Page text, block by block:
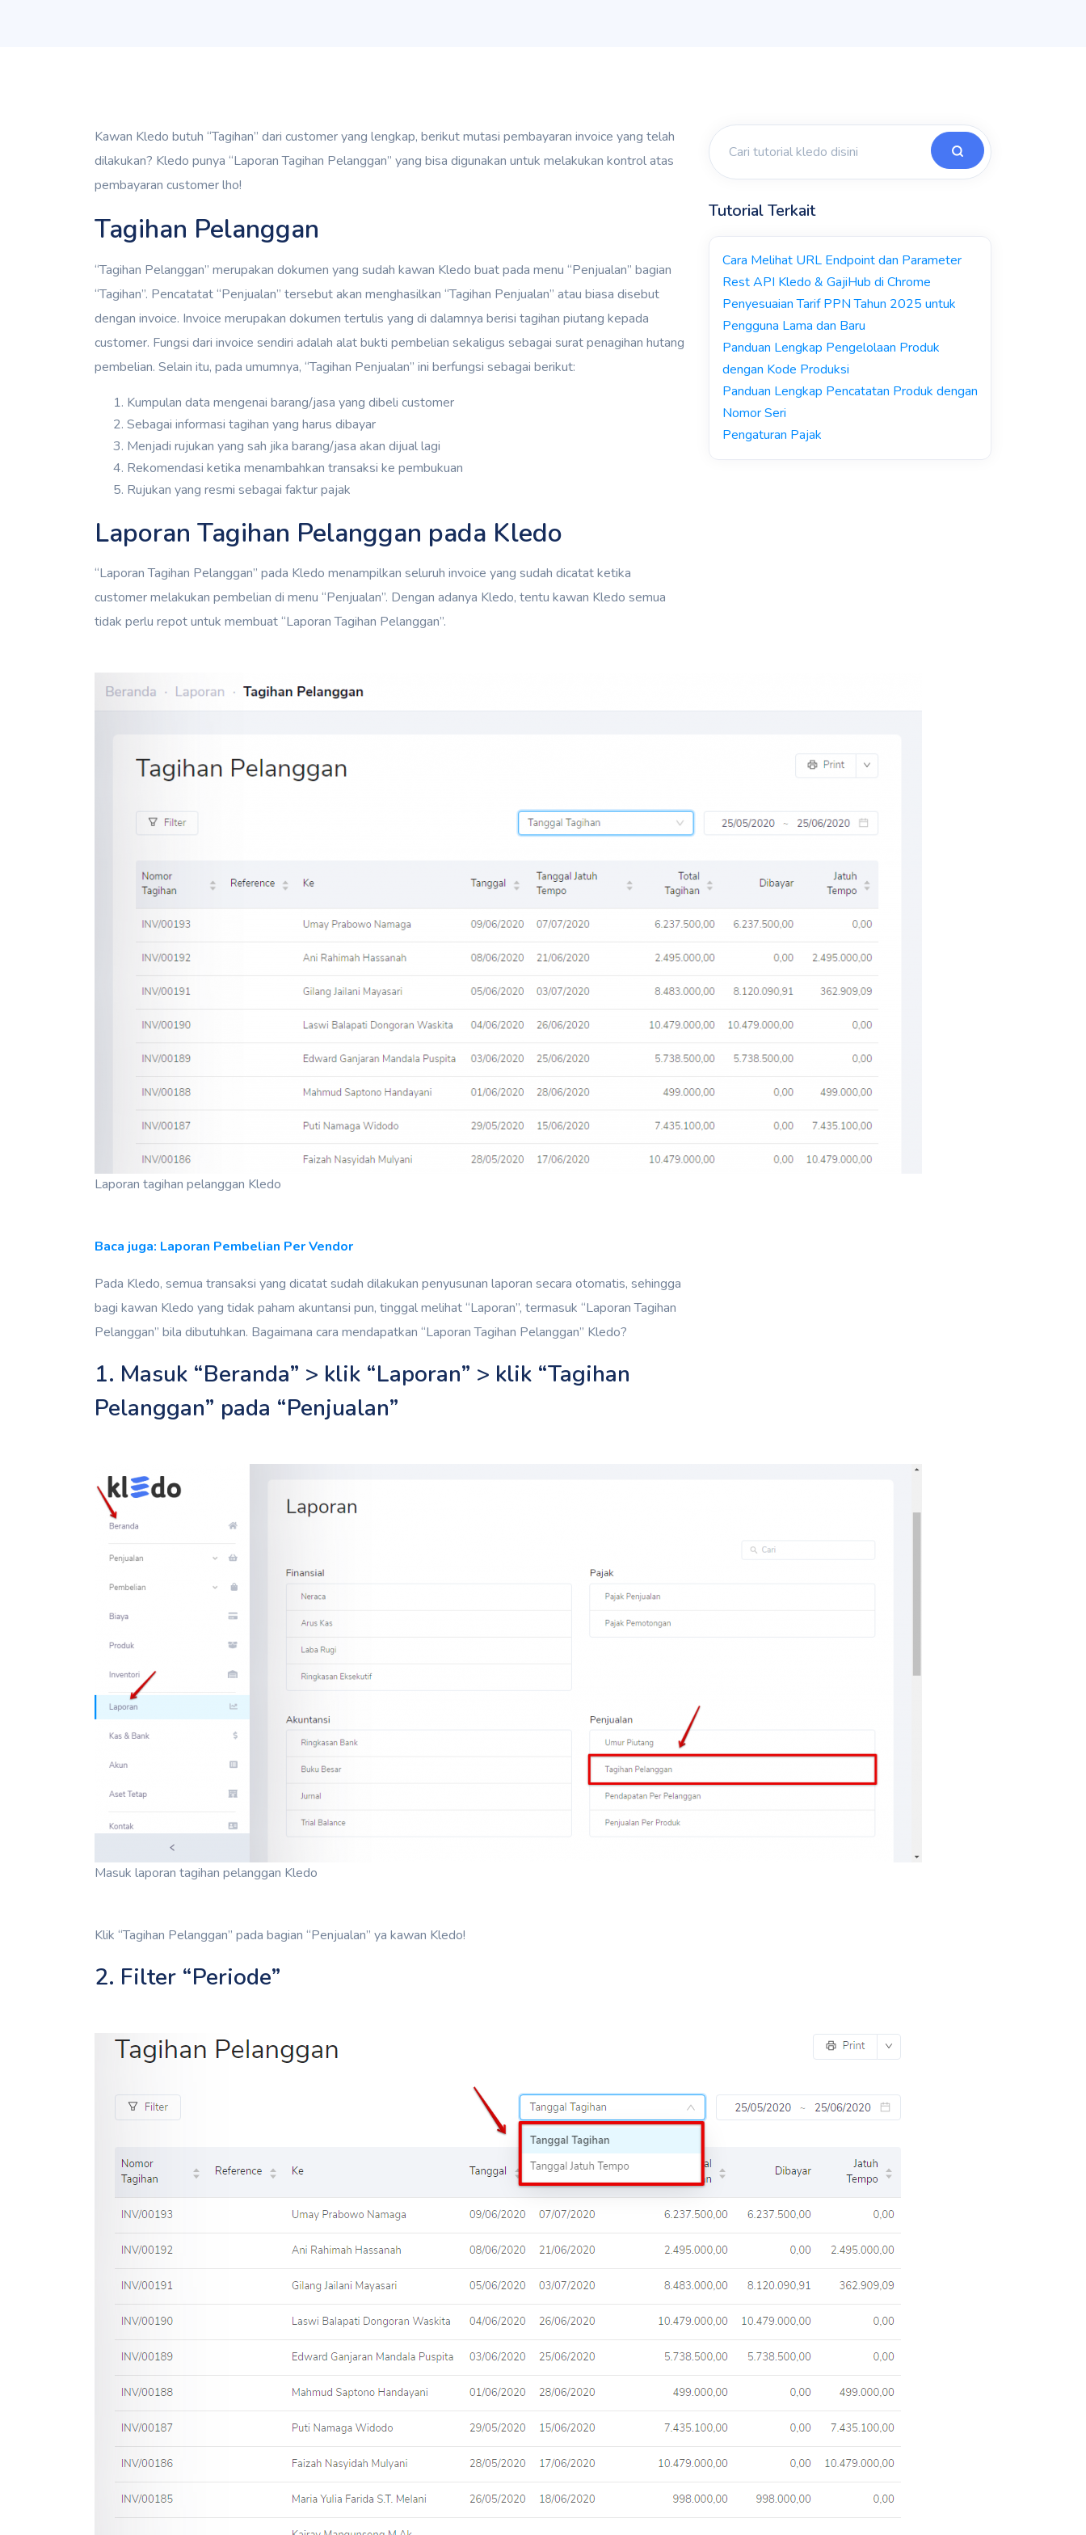
Kawan Kledo butuh “Tagihan” dari customer yang lengkap, berikut mutasi pembayaran invoice yang telah
dilakukan? Kledo punya “Laporan Tagihan Pelanggan” yang bisa digunakan untuk melakukan kontrol atas
pembayaran customer lho!
Tagihan Pelanggan
“Tagihan Pelanggan” merupakan dokumen yang sudah kawan Kledo buat pada menu “Penjualan” bagian
“Tagihan”. Pencatatat “Penjualan” tersebut akan menghasilkan “Tagihan Penjualan” atau biasa disebut
dengan invoice. Invoice merupakan dokumen tertulis yang di dalamnya berisi tagihan piutang kepada
customer. Fungsi dari invoice sendiri adalah alat bukti pembelian sekaligus sebagai surat penagihan hutang
pembelian. Selain itu, pada umumnya, “Tagihan Penjualan” ini berfungsi sebagai berikut:
Kumpulan data mengenai barang/jasa yang dibeli customer
Sebagai informasi tagihan yang harus dibayar
Menjadi rujukan yang sah jika barang/jasa akan dijual lagi
Rekomendasi ketika menambahkan transaksi ke pembukuan
Rujukan yang resmi sebagai faktur pajak
Laporan Tagihan Pelanggan pada Kledo
“Laporan Tagihan Pelanggan” pada Kledo menampilkan seluruh invoice yang sudah dicatat ketika
customer melakukan pembelian di menu “Penjualan”. Dengan adanya Kledo, tentu kawan Kledo semua
tidak perlu repot untuk membuat “Laporan Tagihan Pelanggan”.
Laporan tagihan pelanggan Kledo
Baca juga: Laporan Pembelian Per Vendor
Pada Kledo, semua transaksi yang dicatat sudah dilakukan penyusunan laporan secara otomatis, sehingga
bagi kawan Kledo yang tidak paham akuntansi pun, tinggal melihat “Laporan”, termasuk “Laporan Tagihan
Pelanggan” bila dibutuhkan. Bagaimana cara mendapatkan “Laporan Tagihan Pelanggan” Kledo?
1. Masuk “Beranda” > klik “Laporan” > klik “Tagihan
Pelanggan” pada “Penjualan”
Masuk laporan tagihan pelanggan Kledo
Klik “Tagihan Pelanggan” pada bagian “Penjualan” ya kawan Kledo!
2. Filter “Periode”
Tutorial Terkait
Cara Melihat URL Endpoint dan Parameter
Rest API Kledo & GajiHub di Chrome
Penyesuaian Tarif PPN Tahun 2025 untuk
Pengguna Lama dan Baru
Panduan Lengkap Pengelolaan Produk
dengan Kode Produksi
Panduan Lengkap Pencatatan Produk dengan
Nomor Seri
Pengaturan Pajak